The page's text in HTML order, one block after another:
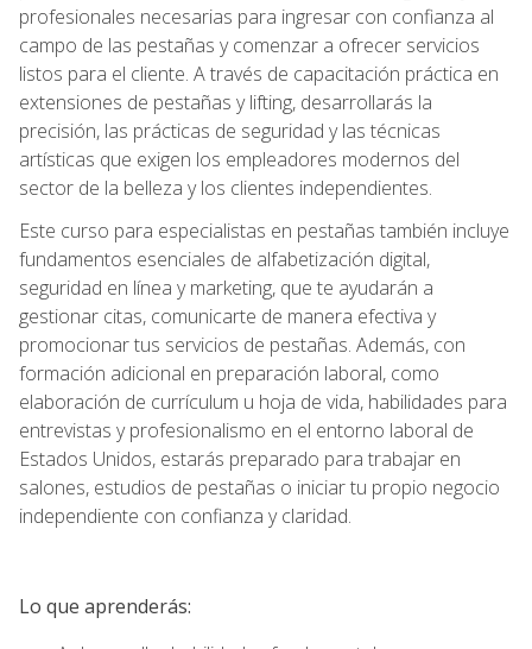
profesionales necesarias para ingresar con confianza al
campo de las pestañas y comenzar a ofrecer servicios
listos para el cliente. A través de capacitación práctica en
extensiones de pestañas y lifting, desarrollarás la
precisión, las prácticas de seguridad y las técnicas
artísticas que exigen los empleadores modernos del
sector de la belleza y los clientes independientes.
Este curso para especialistas en pestañas también incluye
fundamentos esenciales de alfabetización digital,
seguridad en línea y marketing, que te ayudarán a
gestionar citas, comunicarte de manera efectiva y
promocionar tus servicios de pestañas. Además, con
formación adicional en preparación laboral, como
elaboración de currículum u hoja de vida, habilidades para
entrevistas y profesionalismo en el entorno laboral de
Estados Unidos, estarás preparado para trabajar en
salones, estudios de pestañas o iniciar tu propio negocio
independiente con confianza y claridad.
Lo que aprenderás: